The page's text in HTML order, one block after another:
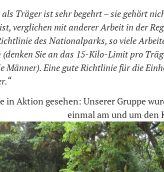
Träger ist sehr begehrt – sie gehört
verglichen mit anderer Arbeit in der
des Nationalparks, so viele
Sie an das 15-Kilo-Limit pro
Männer). Eine gute Richtlinie für die
in Aktion gesehen: Unserer Gruppe
einmal am und um den